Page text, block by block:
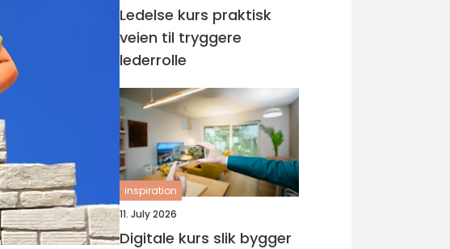
Ledelse kurs praktisk
veien til tryggere
lederrolle
inspiration
11. July 2026
Digitale kurs slik bygger